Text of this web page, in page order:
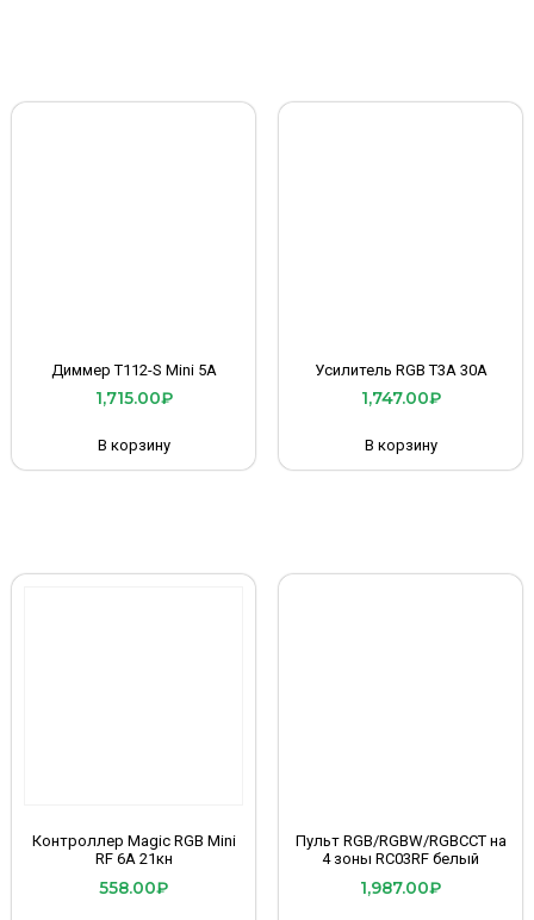
Диммер T112-S Mini 5A
1,715.00₽
В корзину
Усилитель RGB T3A 30A
1,747.00₽
В корзину
Контроллер Magic RGB Mini
RF 6A 21кн
558.00₽
Пульт RGB/RGBW/RGBCCT на
4 зоны RC03RF белый
1,987.00₽